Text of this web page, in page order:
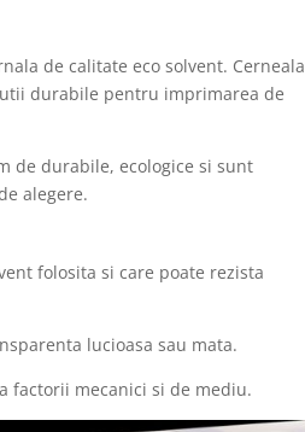
de calitate eco solvent. Cerneala
durabile pentru imprimarea de
de durabile, ecologice si sunt
alegere.
folosita si care poate rezista
lucioasa sau mata.
factorii mecanici si de mediu.